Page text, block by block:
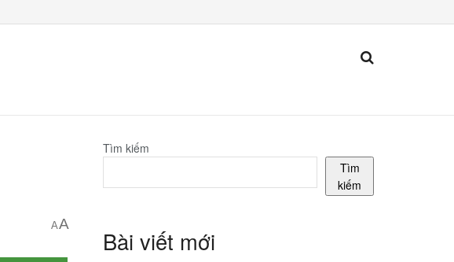
AA
Tìm kiếm
Tìm
kiếm
Bài viết mới